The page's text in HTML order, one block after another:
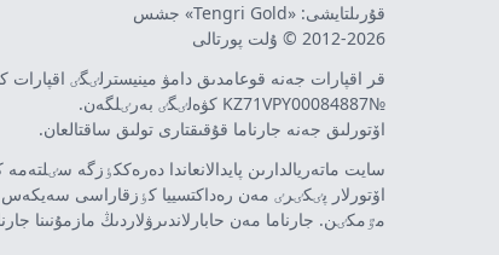
قۇرىلتايشى: «Tengri Gold» جشس
2012-2026 © ۇلت پورتالى
قر اقپارات جەنە قوعامدىق دامۋ مينيسترلٸگٸ اقپارات
№KZ71VPY00084887 كۋەلٸگٸ بەرٸلگەن.
اۆتورلىق جەنە جارناما قۇقىقتارى تولىق ساقتالعان.
سايت ماتەريالدارىن پايدالانعاندا دەرەككٶزگە
اۆتورلار پٸكٸرٸ مەن رەداكتسييا كٶزقاراسى
مٷمكٸن. جارناما مەن حابارلاندىرۋلاردىڭ مازمۇنىنا